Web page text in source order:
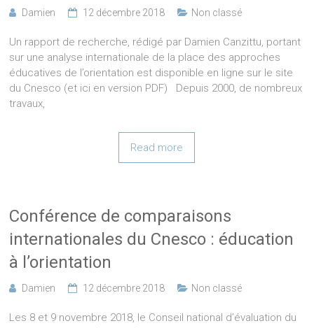
Damien 12 décembre 2018 Non classé
Un rapport de recherche, rédigé par Damien Canzittu, portant
sur une analyse internationale de la place des approches
éducatives de l’orientation est disponible en ligne sur le site
du Cnesco (et ici en version PDF) Depuis 2000, de nombreux
travaux,
Read more
Conférence de comparaisons
internationales du Cnesco : éducation
à l’orientation
Damien 12 décembre 2018 Non classé
Les 8 et 9 novembre 2018, le Conseil national d’évaluation du